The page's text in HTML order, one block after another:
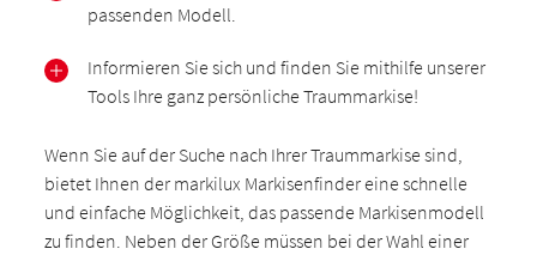
passenden Modell.
Informieren Sie sich und finden Sie mithilfe unserer
Tools Ihre ganz persönliche Traummarkise!
Wenn Sie auf der Suche nach Ihrer Traummarkise sind,
bietet Ihnen der markilux Markisenfinder eine schnelle
und einfache Möglichkeit, das passende Markisenmodell
zu finden. Neben der Größe müssen bei der Wahl einer